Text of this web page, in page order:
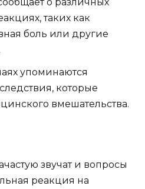
таких как
боль или другие
упоминаются
которые
вмешательства.
звучат и вопросы
реакция на